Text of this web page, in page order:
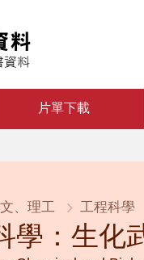
片單下載
、理工 工程科學
學：生化